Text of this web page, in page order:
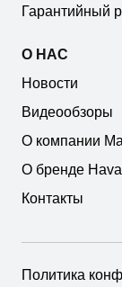
Гарантийный
О НАС
Новости
Видеообзоры
О компании
О бренде Haval
Контакты
Политика